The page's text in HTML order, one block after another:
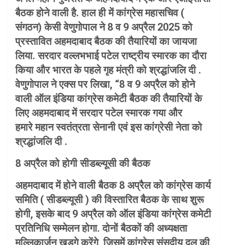
बैठक होने वाली है. हाल ही में कांग्रेस महासचिव (
संगठन) केसी वेणुगोपाल ने 8 व 9 अप्रैल 2025 को
प्रस्तावित अहमदाबाद बैठक की तैयारियों का जायजा
लिया. सरदार वल्लभभाई पटेल राष्ट्रीय स्मारक का दौरा
किया और भारत के पहले गृह मंत्री को श्रद्धांजलि दी .
वेणुगोपाल ने एक्स पर लिखा, “8 व 9 अप्रैल को होने
वाली ऑल इंडिया कांग्रेस कमेटी बैठक की तैयारियों के
लिए अहमदाबाद में सरदार पटेल स्मारक गया और
हमारे महान स्वतंत्रता सेनानी एवं इस कांग्रेसी नेता को
श्रद्धांजलि दी .
8 अप्रैल को होगी सीडब्ल्यूसी की बैठक
अहमदाबाद में होने वाली बैठक 8 अप्रैल को कांग्रेस कार्य
समिति ( सीडब्ल्यूसी ) की विस्तारित बैठक के साथ शुरू
होगी, इसके बाद 9 अप्रैल को ऑल इंडिया कांग्रेस कमेटी
प्रतिनिधि सम्मेलन होगा. दोनों बैठकों की अध्यक्षता
मल्लिकार्जुन खड़गे करेंगे, जिसमें कांग्रेस संसदीय दल की